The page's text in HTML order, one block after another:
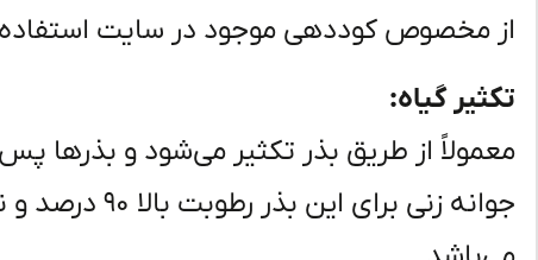
از مخصوص کوددهی موجود در سایت
تکثیر گیاه:
معمولاً از طریق بذر تکثیر می‌شود و بذرها